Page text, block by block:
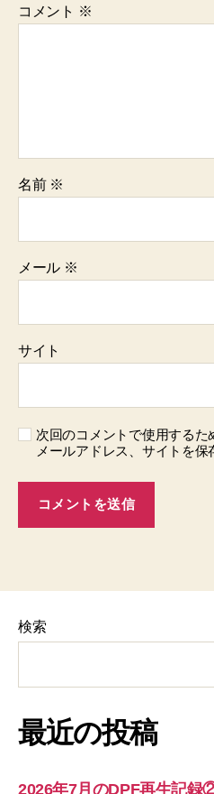
コメント ※
名前 ※
メール ※
サイト
次回のコメントで使用するた
メールアドレス、サイトを保
検索
最近の投稿
2026年7月のDPF再生記録